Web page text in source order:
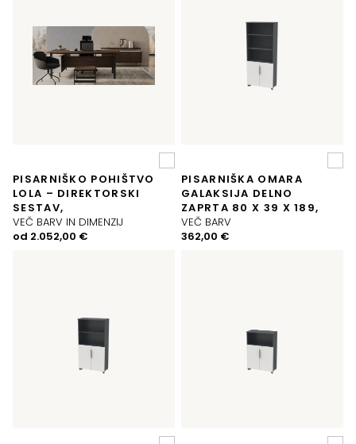
PISARNIŠKO POHIŠTVO
LOLA – DIREKTORSKI
SESTAV,
VEČ BARV IN DIMENZIJ
od 2.052,00 €
PISARNIŠKA OMARA
GALAKSIJA DELNO
ZAPRTA 80 X 39 X 189,
VEČ BARV
362,00 €